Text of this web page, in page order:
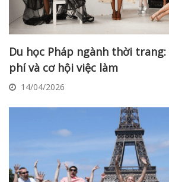
Du học Pháp ngành thời
phí và cơ hội việc làm
14/04/2026